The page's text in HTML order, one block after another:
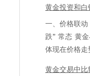
黄金投资和白
一、价格联动
跌” 常态 黄
体现在价格走
黄金交易中比